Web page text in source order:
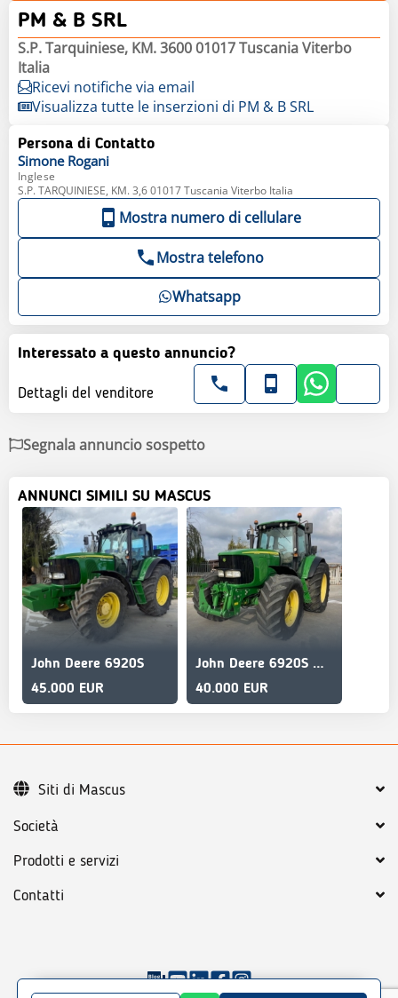
PM & B SRL
S.P. Tarquiniese, KM. 3600 01017 Tuscania Viterbo
Italia
Ricevi notifiche via email
Visualizza tutte le inserzioni di PM & B SRL
Persona di Contatto
Simone Rogani
Inglese
S.P. TARQUINIESE, KM. 3,6 01017 Tuscania Viterbo Italia
Mostra numero di cellulare
Mostra telefono
Whatsapp
Interessato a questo annuncio?
Dettagli del venditore
Segnala annuncio sospetto
ANNUNCI SIMILI SU MASCUS
John Deere 6920S
45.000 EUR
John Deere 6920S Motore Nuovo
40.000 EUR
Società
Prodotti e servizi
Contatti
Siti di Mascus